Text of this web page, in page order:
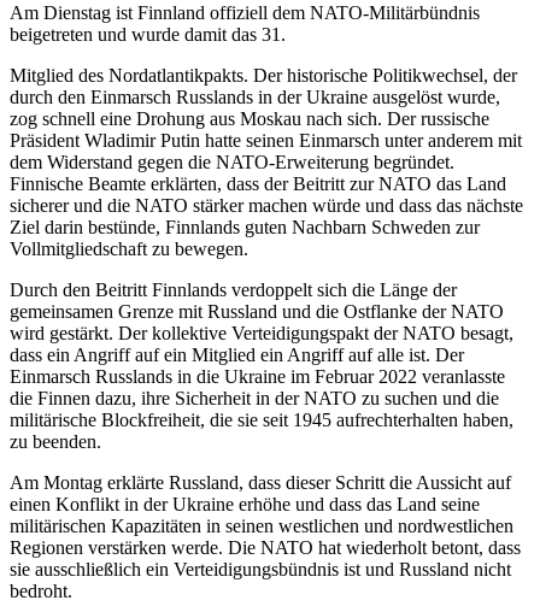
Am Dienstag ist Finnland offiziell dem NATO-Militärbündnis
beigetreten und wurde damit das 31.
Mitglied des Nordatlantikpakts. Der historische Politikwechsel, der
durch den Einmarsch Russlands in der Ukraine ausgelöst wurde,
zog schnell eine Drohung aus Moskau nach sich. Der russische
Präsident Wladimir Putin hatte seinen Einmarsch unter anderem mit
dem Widerstand gegen die NATO-Erweiterung begründet.
Finnische Beamte erklärten, dass der Beitritt zur NATO das Land
sicherer und die NATO stärker machen würde und dass das nächste
Ziel darin bestünde, Finnlands guten Nachbarn Schweden zur
Vollmitgliedschaft zu bewegen.
Durch den Beitritt Finnlands verdoppelt sich die Länge der
gemeinsamen Grenze mit Russland und die Ostflanke der NATO
wird gestärkt. Der kollektive Verteidigungspakt der NATO besagt,
dass ein Angriff auf ein Mitglied ein Angriff auf alle ist. Der
Einmarsch Russlands in die Ukraine im Februar 2022 veranlasste
die Finnen dazu, ihre Sicherheit in der NATO zu suchen und die
militärische Blockfreiheit, die sie seit 1945 aufrechterhalten haben,
zu beenden.
Am Montag erklärte Russland, dass dieser Schritt die Aussicht auf
einen Konflikt in der Ukraine erhöhe und dass das Land seine
militärischen Kapazitäten in seinen westlichen und nordwestlichen
Regionen verstärken werde. Die NATO hat wiederholt betont, dass
sie ausschließlich ein Verteidigungsbündnis ist und Russland nicht
bedroht.